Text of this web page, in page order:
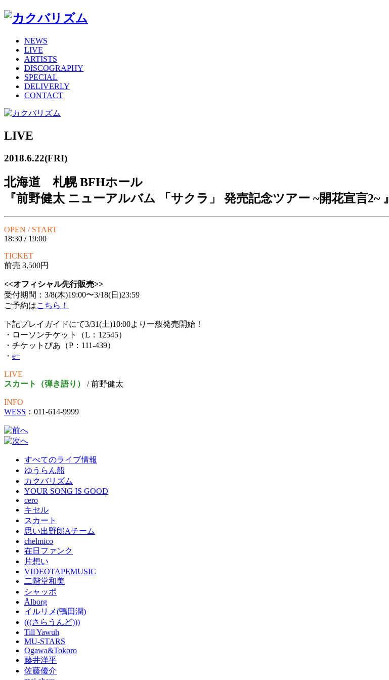
NEWS
LIVE
ARTISTS
DISCOGRAPHY
SPECIAL
DELIVERLY
CONTACT
LIVE
2018.6.22(FRI)
北海道 札幌 BFHホール
『前野健太 ニューアルバム 「サクラ」 発売記念ツアー ~開花宣言2~ 』
OPEN / START
18:30 / 19:00
TICKET
前売 3,500円
<<オフィシャル先行販売>>
受付期間：3/8(木)19:00〜3/18(日)23:59
ご予約はこちら！
下記プレイガイドにて3/31(土)10:00より一般発売開始！
・ローソンチケット（L：12545）
・チケットぴあ（P：111-439）
・ e+
LIVE
スカート（弾き語り）
/ 前野健太
INFO
WESS ：011-614-9999
すべてのライブ情報
ゆうらん船
カクバリズム
YOUR SONG IS GOOD
cero
キセル
スカート
思い出野郎Aチーム
chelmico
在日ファンク
片想い
VIDEOTAPEMUSIC
二階堂和美
シャッポ
Ålborg
イルリメ(鴨田潤)
(((さらうんど)))
Till Yawuh
MU-STARS
Ogawa&Tokoro
藤井洋平
佐藤優介